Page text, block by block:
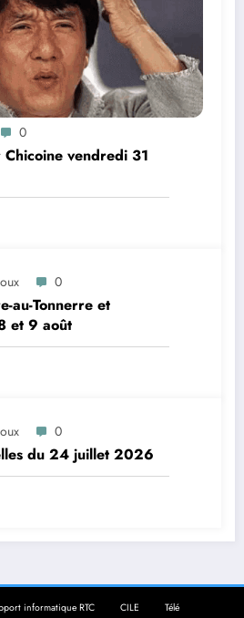
0
vendredi 31
0
au-Tonnerre et
et 9 août
0
du 24 juillet 2026
informatique RTC CILE Télé